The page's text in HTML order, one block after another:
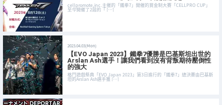
cellpromote,inc.主催的「鐵拳7」開催的賞金制大賽「CELLPRO CUP」
至今開催了2屆的「 […]
2023.04.03(Mon)
【EVO Japan 2023】鐵拳7優勝是巴基斯坦出世的
Arslan Ash選手！讓我們看到沒有背叛期待壓倒性
的強大
格鬥遊戲祭典「EVO Japan 2023」第3日進行的「鐵拳7」總決賽由巴基斯
坦的Arslan Ash選手獲 […]